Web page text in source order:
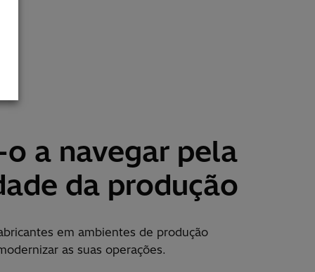
a navegar pela
da produção
em ambientes de produção
as suas operações.